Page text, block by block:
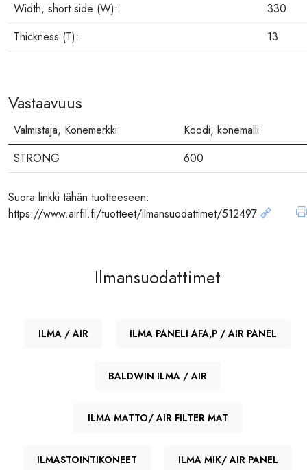
Width, short side (W):
330
Thickness (T):
13
Vastaavuus
Valmistaja, Konemerkki
Koodi, konemalli
STRONG
600
Suora linkki tähän tuotteeseen:
https://www.airfil.fi/tuotteet/ilmansuodattimet/512497
Ilmansuodattimet
ILMA / AIR ILMA PANELI AFA,P / AIR PANEL
BALDWIN ILMA / AIR
ILMA MATTO/ AIR FILTER MAT
ILMASTOINTIKONEET ILMA MIK/ AIR PANEL